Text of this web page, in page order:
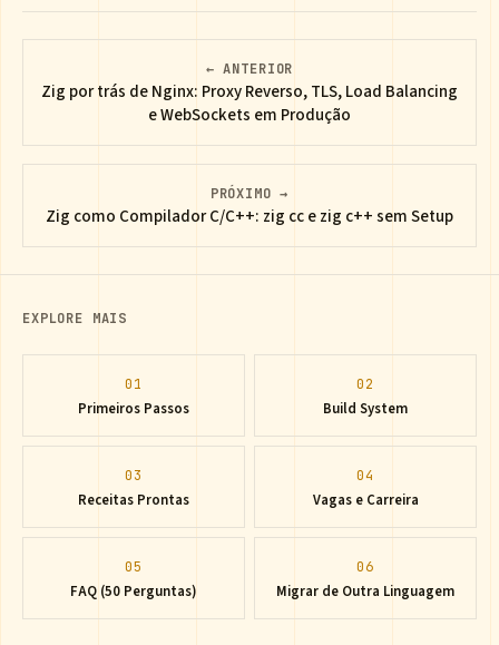
← ANTERIOR
Zig por trás de Nginx: Proxy Reverso, TLS, Load Balancing
e WebSockets em Produção
PRÓXIMO →
Zig como Compilador C/C++: zig cc e zig c++ sem Setup
EXPLORE MAIS
01
Primeiros Passos
02
Build System
03
Receitas Prontas
04
Vagas e Carreira
05
FAQ (50 Perguntas)
06
Migrar de Outra Linguagem